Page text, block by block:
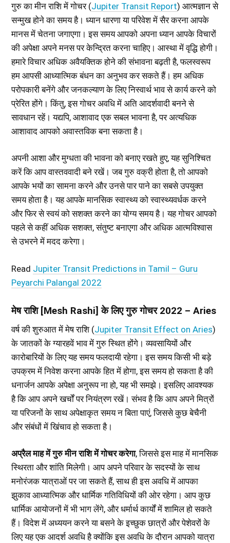
गुरु का मीन राशि में गोचर (Jupiter Transit Report) आत्मज्ञान से
सन्मुख होने का समय है। ध्यान धारणा या परिवेश में सैर करना आपके
मानस में चेतना जगाएगा। इस समय आपको अपना ध्यान आपके विचारों
की अपेक्षा अपने मनस पर केन्द्रित करना चाहिए। आस्था में वृद्धि होगी।
हमारे विचार अधिक अवैयक्तिक होने की संभावना बढ़ती है, फलस्वरूप
हम आपसी आध्यात्मिक बंधन का अनुभव कर सकते हैं। हम अधिक
परोपकारी बनेंगे और जनकल्याण के लिए निस्वार्थ भाव से कार्य करने को
प्रेरित होंगे। किंतु, इस गोचर अवधि में अति आदर्शवादी बनने से
सावधान रहें। यद्यपि, आशावाद एक सबल भावना है, पर अत्यधिक
आशावाद आपको अवास्तविक बना सकता है।
अपनी आशा और मुग्धता की भावना को बनाए रखते हुए, यह सुनिश्चित
करें कि आप वास्तववादी बने रखें। जब गुरु वक्री होता है, तो आपको
आपके भयों का सामना करने और उनसे पार पाने का सबसे उपयुक्त
समय होता है। यह आपके मानसिक स्वास्थ्य को स्वास्थ्यवर्धक करने
और फिर से स्वयं को सशक्त करने का योग्य समय है। यह गोचर आपको
पहले से कहीं अधिक सशक्त, संतुष्ट बनाएगा और अधिक आत्मविश्वास
से उभरने में मदद करेगा।
Read Jupiter Transit Predictions in Tamil – Guru
Peyarchi Palangal 2022
मेष राशि [Mesh Rashi] के लिए गुरु गोचर 2022 – Aries
वर्ष की शुरुआत में मेष राशि (Jupiter Transit Effect on Aries)
के जातकों के ग्यारहवें भाव में गुरु स्थित होंगे। व्यवसायियों और
कारोबारियों के लिए यह समय फलदायी रहेगा। इस समय किसी भी बड़े
उपक्रम में निवेश करना आपके हित में होगा, इस समय हो सकता है की
धनार्जन आपके अपेक्षा अनुरूप ना हो, यह भी समझे। इसलिए आवश्यक
है कि आप अपने खर्चों पर नियंत्रण रखें। संभव है कि आप अपने मित्रों
या परिजनों के साथ अपेक्षाकृत समय न बिता पाएं, जिससे कुछ बेचैनी
और संबंधों में खिंचाव हो सकता है।
अप्रैल माह में गुरु मीन राशि में गोचर करेगा, जिससे इस माह में मानसिक
स्थिरता और शांति मिलेगी। आप अपने परिवार के सदस्यों के साथ
मनोरंजक यात्राओं पर जा सकते हैं, साथ ही इस अवधि में आपका
झुकाव आध्यात्मिक और धार्मिक गतिविधियों की ओर रहेगा। आप कुछ
धार्मिक आयोजनों में भी भाग लेंगे, और धर्मार्थ कार्यों में शामिल हो सकते
हैं। विदेश में अध्ययन करने या बसने के इच्छुक छात्रों और पेशेवरों के
लिए यह एक आदर्श अवधि है क्योंकि इस अवधि के दौरान आपको यात्रा